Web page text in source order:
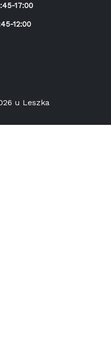
17:00
12:00
u Leszka